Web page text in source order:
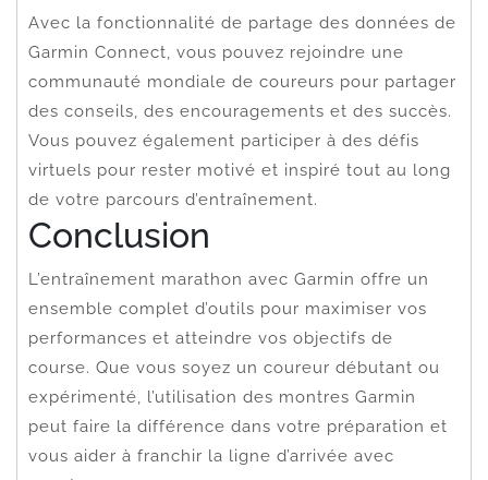
Avec la fonctionnalité de partage des données de
Garmin Connect, vous pouvez rejoindre une
communauté mondiale de coureurs pour partager
des conseils, des encouragements et des succès.
Vous pouvez également participer à des défis
virtuels pour rester motivé et inspiré tout au long
de votre parcours d’entraînement.
Conclusion
L’entraînement marathon avec Garmin offre un
ensemble complet d’outils pour maximiser vos
performances et atteindre vos objectifs de
course. Que vous soyez un coureur débutant ou
expérimenté, l’utilisation des montres Garmin
peut faire la différence dans votre préparation et
vous aider à franchir la ligne d’arrivée avec